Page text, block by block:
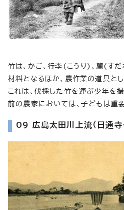
竹は、かご、行李(こうり)、簾(す
材料となるほか、農作業の道具と
これは、伐採した竹を運ぶ少年を
前の農家においては、子どもは重
09 広島太田川上流（日通寺